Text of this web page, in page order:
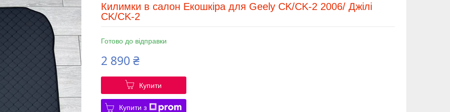
Килимки в салон Екошкіра для Geely CK/CK-2 2006/ Джілі
CK/CK-2
Готово до відправки
2 890 ₴
Купити
Купити з